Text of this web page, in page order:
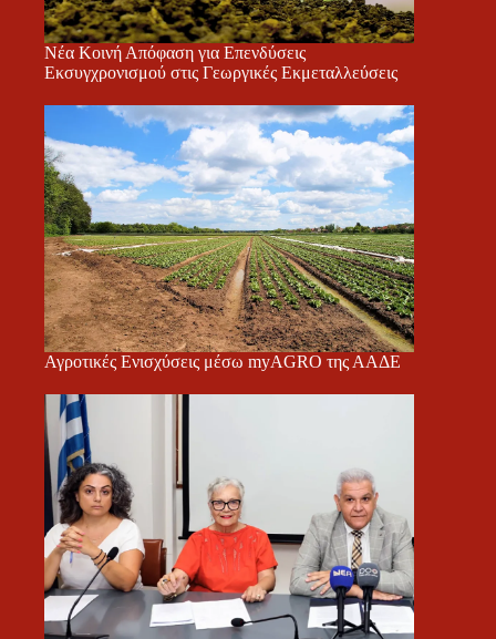
Νέα Κοινή Απόφαση για Επενδύσεις
Εκσυγχρονισμού στις Γεωργικές Εκμεταλλεύσεις
Αγροτικές Ενισχύσεις μέσω myAGRO της ΑΑΔΕ